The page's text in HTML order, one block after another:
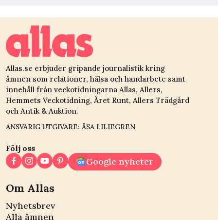
Allas.se erbjuder gripande journalistik kring
ämnen som relationer, hälsa och handarbete samt
innehåll från veckotidningarna Allas, Allers,
Hemmets Veckotidning, Året Runt, Allers Trädgård
och Antik & Auktion.
ANSVARIG UTGIVARE: ÅSA LILIEGREN
Följ oss
Google nyheter
Om Allas
Nyhetsbrev
Alla ämnen